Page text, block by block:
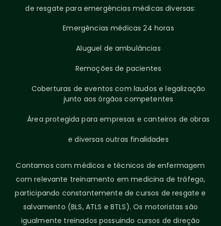
de resgate para emergências médicas diversas:
Emergências médicas 24 horas
Aluguel de ambulâncias
Remoções de pacientes
Coberturas de eventos com laudos e legalização
junto aos órgãos competentes
Área protegida para empresas e canteiros de obras
e diversas outras finalidades
Contamos com médicos e técnicos de enfermagem
com relevante treinamento em medicina de tráfego,
participando constantemente de cursos de resgate e
salvamento (BLS, ATLS e BTLS). Os motoristas são
igualmente treinados possuindo cursos de direção